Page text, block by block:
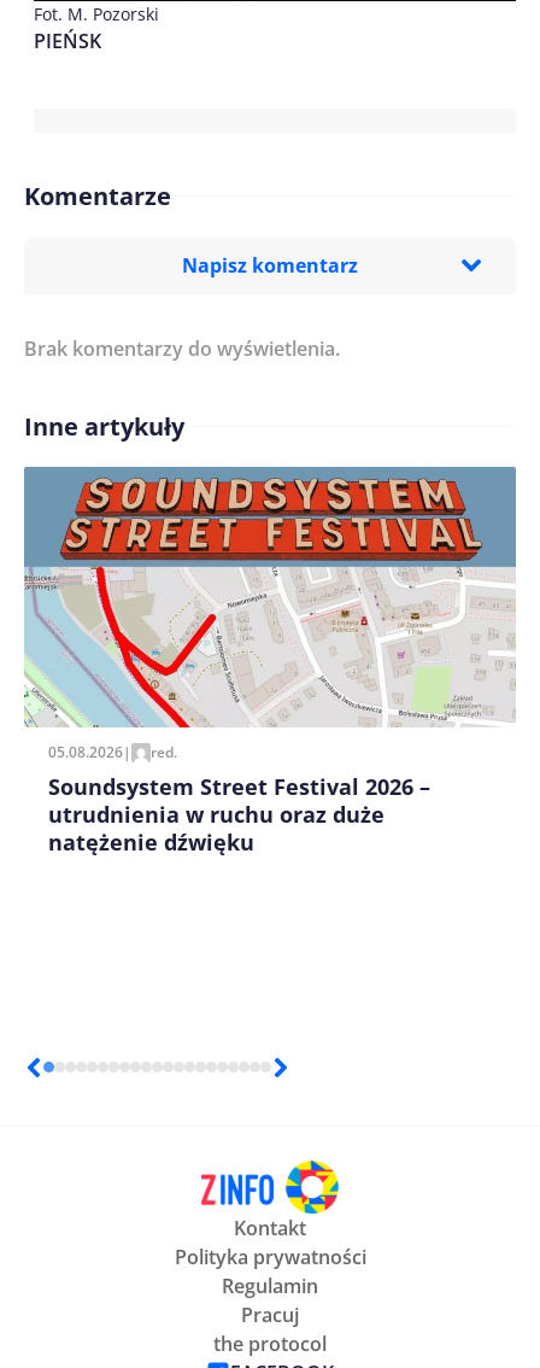
Fot. M. Pozorski
PIEŃSK
Komentarze
Napisz komentarz
Treść komentarza*
Imię/ Nick*
Zapamiętaj moje dane w tej przeglądarce podczas
pisania kolejnych komentarzy.
Brak komentarzy do wyświetlenia.
Inne artykuły
05.08.2026| red.
Soundsystem Street Festival 2026 –
utrudnienia w ruchu oraz duże
natężenie dźwięku
Kontakt
Polityka prywatności
Regulamin
Pracuj
the protocol